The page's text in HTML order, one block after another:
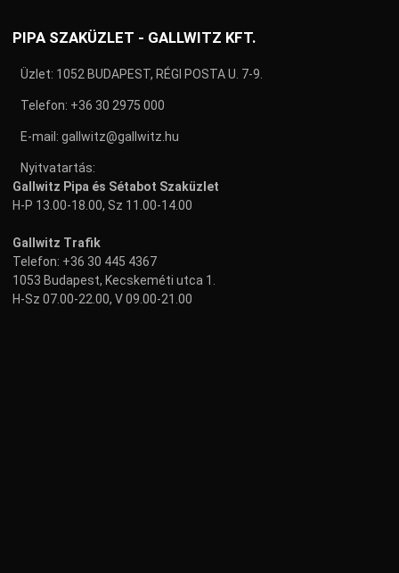
PIPA SZAKÜZLET - GALLWITZ KFT.
Üzlet: 1052 BUDAPEST, RÉGI POSTA U. 7-9.
Telefon: +36 30 2975 000
E-mail: gallwitz@gallwitz.hu
Nyitvatartás:
Gallwitz Pipa és Sétabot Szaküzlet
H-P 13.00-18.00, Sz 11.00-14.00
Gallwitz Trafik
Telefon: +36 30 445 4367
1053 Budapest, Kecskeméti utca 1.
H-Sz 07.00-22.00, V 09.00-21.00